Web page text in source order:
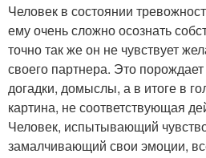
Человек в состоянии
ему очень сложно осознать
точно так же он не чувствует
своего партнера. Это
догадки, домыслы, а в итоге в
картина, не соответствующая
Человек, испытывающий
замалчивающий свои эмоции,